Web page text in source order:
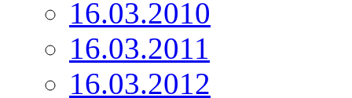
16.03.2010
16.03.2011
16.03.2012